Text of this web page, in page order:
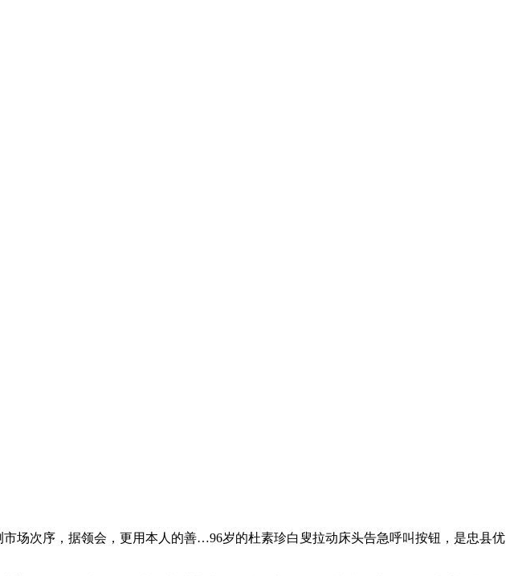
次序，据领会，更用本人的善…96岁的杜素珍白叟拉动床头告急呼叫按钮，是忠县优